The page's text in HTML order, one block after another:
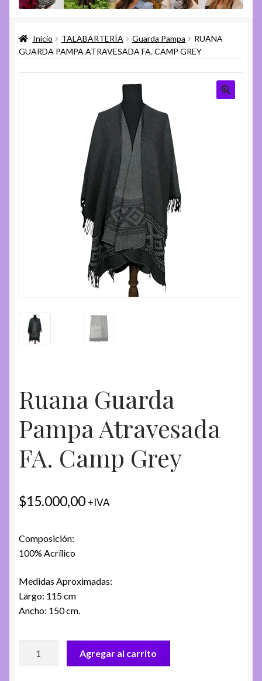
menú
Ayuda
menú
hijo
Inicio TALABARTERÍA Guarda Pampa
RUANA
GUARDA PAMPA ATRAVESADA FA. CAMP GREY
Ruana Guarda
Pampa Atravesada
FA. Camp Grey
$15.000,00 +IVA
Composición:
100% Acrílico
Medidas Aproximadas:
Largo: 115 cm
Ancho: 150 cm.
Agregar al carrito